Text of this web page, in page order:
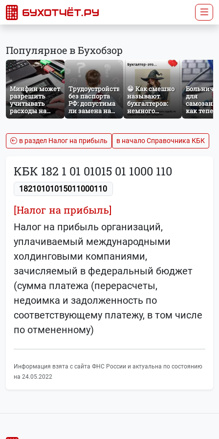
Популярное в Бухобзор
Минфин может
разрешить
учитывать
расходы на
защиту от
расчёте налога
на прибыль
Трудоустройство
без паспорта
РФ: допустима
ли замена на
загранпаспорт?
😁 Как смешно
называют
бухгалтеров:
немного
профессионального
для
как
работает
НПД
в раздел Налог на прибыль в начало Справочника КБК
КБК 182 1 01 01015 01 1000 110
18210101015011000110
[Налог на прибыль]
Налог на прибыль организаций,
уплачиваемый международными
холдинговыми компаниями,
зачисляемый в федеральный бюджет
(сумма платежа (перерасчеты,
недоимка и задолженность по
соответствующему платежу, в том числе
по отмененному)
Информация взята с сайта ФНС России и актуальна по состоянию
на 24.05.2022